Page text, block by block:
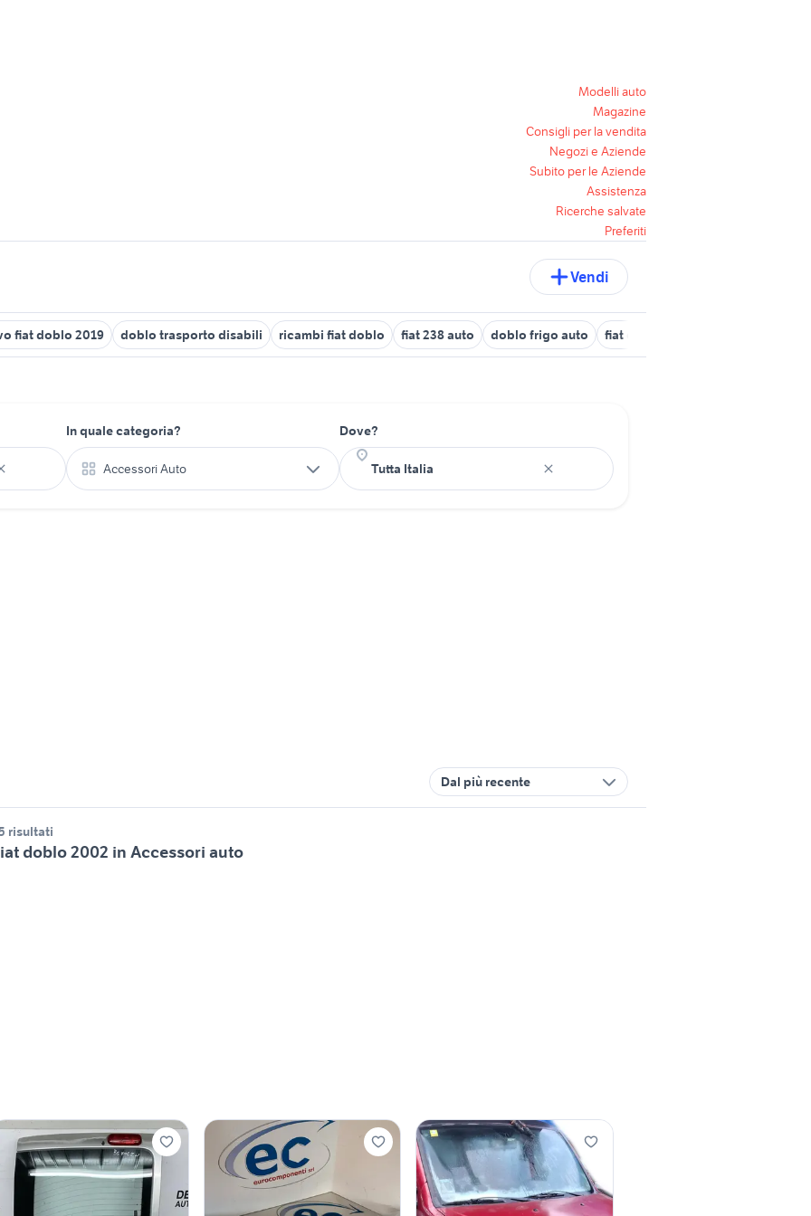
Modelli auto
Magazine
Consigli per la vendita
Negozi e Aziende
Subito per le Aziende
Assistenza
Ricerche salvate
Preferiti
Vendi
fiat doblo 2019 doblo trasporto disabili ricambi fiat doblo fiat 238 auto doblo frigo auto fiat doblo km 0
In quale categoria?
Accessori Auto
Dove?
Dal più recente
risultati
doblo 2002 in Accessori auto